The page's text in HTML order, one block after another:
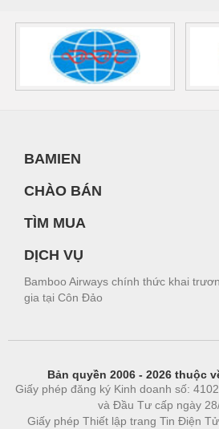
BAMIEN
CHÀO BÁN
TÌM MUA
DỊCH VỤ
Bamboo Airways chính thức khai
gia tại Côn Đảo
Bản quyền 2006 - 2026 thuộc
Giấy phép đăng ký Kinh doanh số:
và Đầu Tư cấp ngày
Giấy phép Thiết lập trang Tin Điện